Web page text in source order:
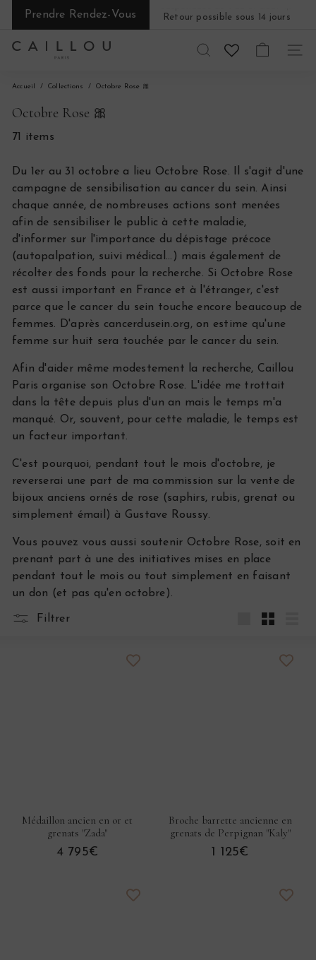
Passer
contenu
Prendre Rendez-Vous Retour possible sous 14 jours
C
l
o
u
P
a
r
i
s
RECHERCHER
Accueil Collections Octobre Rose 🎀
Octobre Rose 🎀
71 items
Du 1er au 31 octobre a lieu Octobre Rose. Il s'agit d'une
campagne de sensibilisation au cancer du sein. Ainsi
chaque année, de nombreuses actions sont menées
afin de sensibiliser le public à cette maladie,
d'informer sur l'importance du dépistage précoce
(autopalpation, suivi médical...) mais également de
récolter des fonds pour la recherche. Si Octobre Rose
est aussi important en France et à l'étranger, c'est
parce que le cancer du sein touche encore beaucoup de
femmes. D'après cancerdusein.org, on estime qu'une
femme sur huit sera touchée par le cancer du sein.
Afin d'aider même modestement la recherche, Caillou
Paris organise son Octobre Rose. L'idée me trottait
dans la tête depuis plus d'un an mais le temps m'a
manqué. Or, souvent, pour cette maladie, le temps est
un facteur important.
C'est pourquoi, pendant tout le mois d'octobre, je
reverserai une part de ma commission sur la vente de
bijoux anciens ornés de rose (saphirs, rubis, grenat ou
simplement émail) à Gustave Roussy.
Vous pouvez vous aussi soutenir Octobre Rose, soit en
prenant part à une des initiatives mises en place
pendant tout le mois ou tout simplement en faisant
un don (et pas qu'en octobre).
Filtrer
Médaillon ancien en or et
grenats "Zada"
4 795€
Broche barrette ancienne en
grenats de Perpignan "Kaly"
1 125€